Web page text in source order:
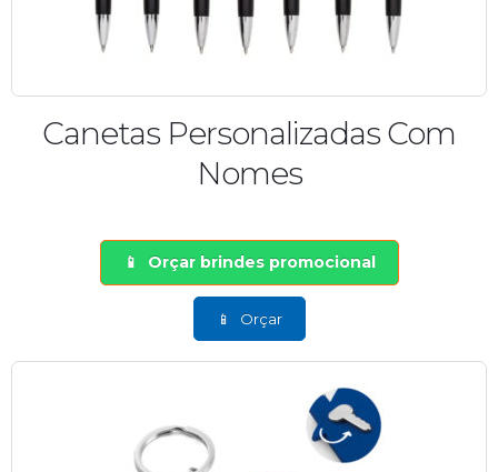
Canetas Personalizadas Com
Nomes
Orçar brindes promocional
Orçar